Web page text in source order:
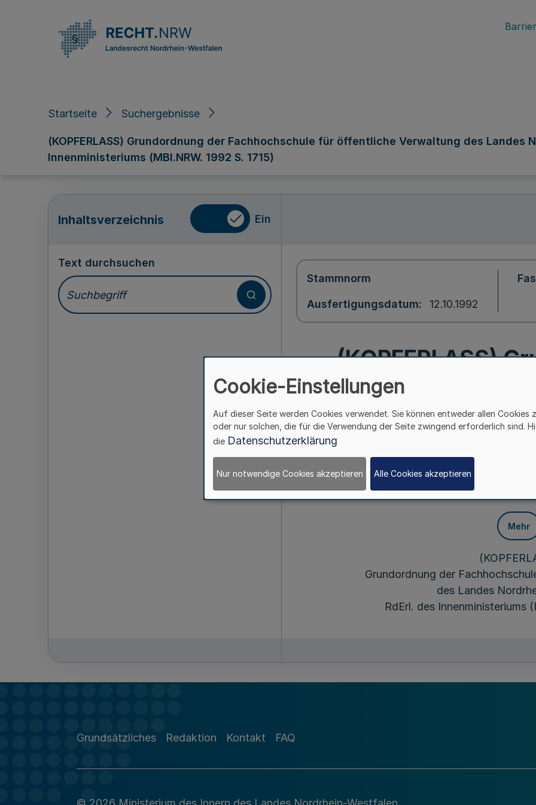
Startseite Suchergebnisse
(KOPFERLASS) Grundordnung der Fachhochschule für öffentliche Verwaltung des Landes
Innenministeriums (MBl.NRW. 1992 S. 1715)
Inhaltsverzeichnis Ein
Text durchsuchen
Stammnorm
Ausfertigungsdatum 12.10.1992
(KOPFERLASS)
Verwaltung des
Westfalen RdErl.
(MBl.NRW.
Mehr
Grundordnung der
des Landes
RdErl. des Innenministeriums
Grundsätzliches Redaktion Kontakt FAQ
Cookie-Einstellungen
Auf dieser Seite werden Cookies verwendet. Sie können entweder allen Cookies
oder nur solchen, die für die Verwendung der Seite zwingend erforderlich sind.
die Datenschutzerklärung
Nur notwendige Cookies akzeptieren Alle Cookies akzeptieren